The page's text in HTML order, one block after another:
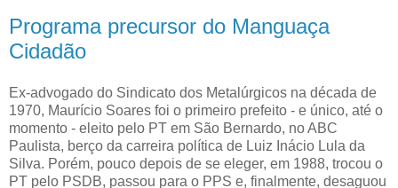
Programa precursor do Manguaça
Cidadão
Ex-advogado do Sindicato dos Metalúrgicos na década de
1970, Maurício Soares foi o primeiro prefeito - e único, até o
momento - eleito pelo PT em São Bernardo, no ABC
Paulista, berço da carreira política de Luiz Inácio Lula da
Silva. Porém, pouco depois de se eleger, em 1988, trocou o
PT pelo PSDB, passou para o PPS e, finalmente, desaguou